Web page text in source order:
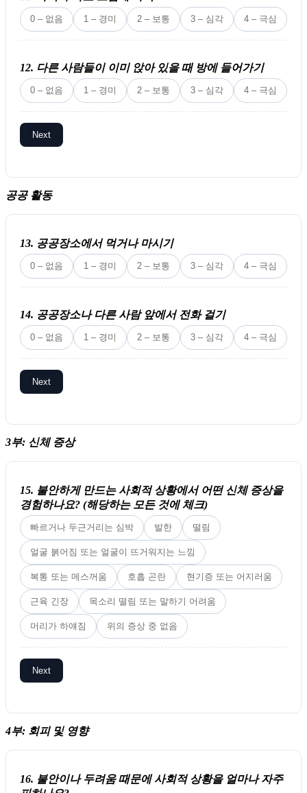
0 – 없음 1 – 경미 2 – 보통 3 – 심각 4 – 극심
12. 다른 사람들이 이미 앉아 있을 때 방에 들어가기
0 – 없음 1 – 경미 2 – 보통 3 – 심각 4 – 극심
Next
공공 활동
13. 공공장소에서 먹거나 마시기
0 – 없음 1 – 경미 2 – 보통 3 – 심각 4 – 극심
14. 공공장소나 다른 사람 앞에서 전화 걸기
0 – 없음 1 – 경미 2 – 보통 3 – 심각 4 – 극심
Next
3부: 신체 증상
15. 불안하게 만드는 사회적 상황에서 어떤 신체 증상을
경험하나요? (해당하는 모든 것에 체크)
빠르거나 두근거리는 심박 발한 떨림
얼굴 붉어짐 또는 얼굴이 뜨거워지는 느낌
복통 또는 메스꺼움 호흡 곤란 현기증 또는 어지러움
근육 긴장 목소리 떨림 또는 말하기 어려움
머리가 하얘짐 위의 증상 중 없음
Next
4부: 회피 및 영향
16. 불안이나 두려움 때문에 사회적 상황을 얼마나 자주